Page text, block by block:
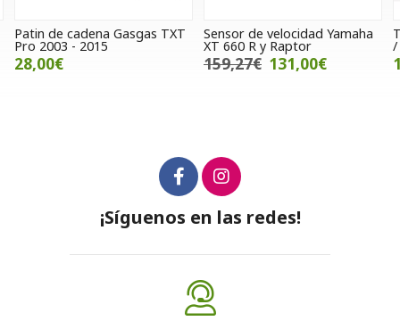
Sensor de velocidad Yamaha
XT 660 R y Raptor
159,27€
Tapa cubre batería K-Xct 125
/ 300 (Ocasion)
15,00€
¡Síguenos en las redes!